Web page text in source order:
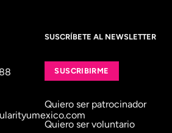
SUSCRÍBETE AL NEWSLETTER
SUSCRIBIRME
Quiero ser patrocinador
Quiero ser voluntario